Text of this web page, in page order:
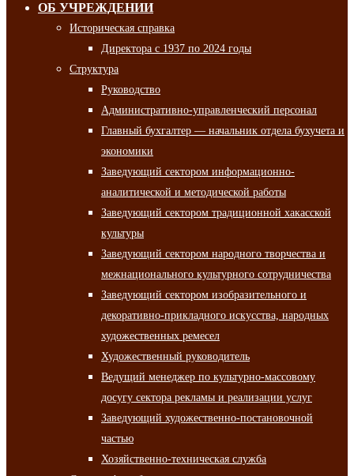
ОБ УЧРЕЖДЕНИИ
Историческая справка
Директора с 1937 по 2024 годы
Структура
Руководство
Административно-управленческий персонал
Главный бухгалтер — начальник отдела бухучета и
экономики
Заведующий сектором информационно-
аналитической и методической работы
Заведующий сектором традиционной хакасской
культуры
Заведующий сектором народного творчества и
межнационального культурного сотрудничества
Заведующий сектором изобразительного и
декоративно-прикладного искусства, народных
художественных ремесел
Художественный руководитель
Ведущий менеджер по культурно-массовому
досугу сектора рекламы и реализации услуг
Заведующий художественно-постановочной
частью
Хозяйственно-техническая служба